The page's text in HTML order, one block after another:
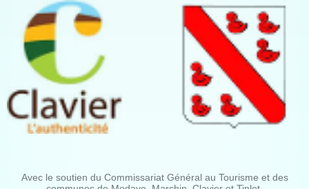
Avec le soutien du Commissariat Général au Tourisme et des